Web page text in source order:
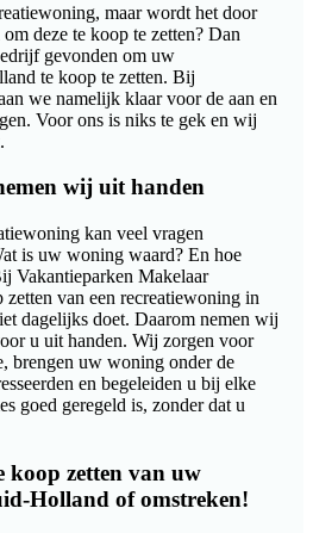
maar wordt het door
deze te koop te zetten? Dan
gevonden om uw
te koop te zetten. Bij
we namelijk klaar voor de aan en
Voor ons is niks te gek en wij
wij uit handen
kan veel vragen
is uw woning waard? En hoe
Vakantieparken Makelaar
van een recreatiewoning in
dagelijks doet. Daarom nemen wij
u uit handen. Wij zorgen voor
brengen uw woning onder de
en begeleiden u bij elke
goed geregeld is, zonder dat u
koop zetten van uw
Holland of omstreken!